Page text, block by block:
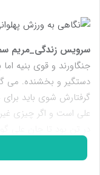
سرویس زندگی_مریم
جنگاورند و قوی بنیه
دستگیر و بخشنده. می
گرفتارش شوی باید
علی است و اگر چیزی غیر
گویم علی جویم، به
لفظ و به هر عنوان علی